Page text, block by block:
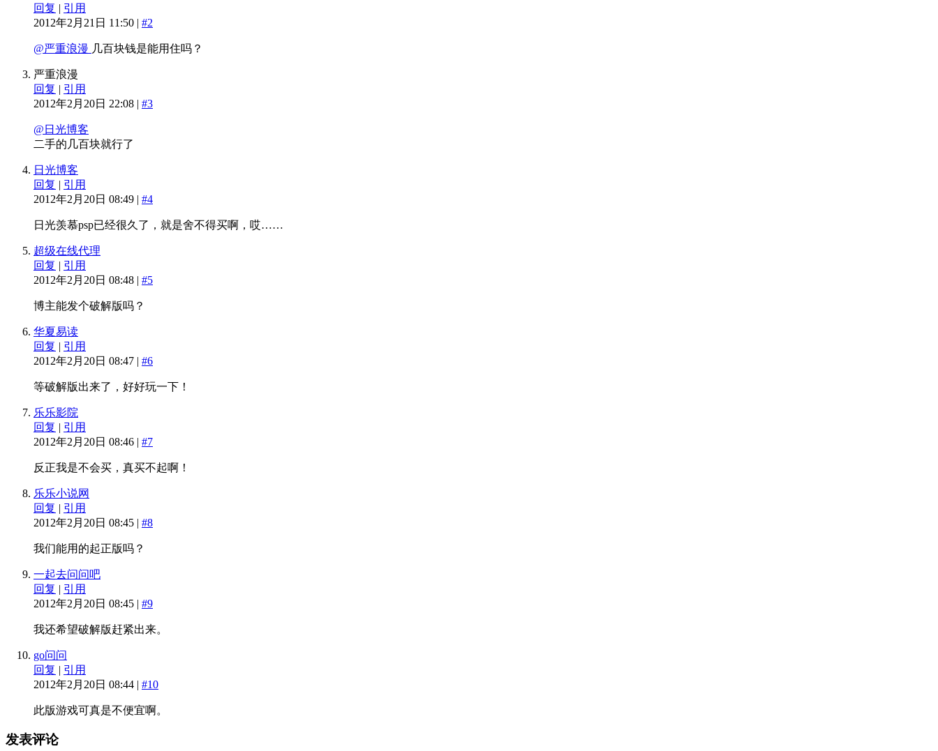
回复 | 引用
2012年2月21日 11:50 | #2
@严重浪漫 几百块钱是能用住吗？
严重浪漫
回复 | 引用
2012年2月20日 22:08 | #3
@日光博客
二手的几百块就行了
日光博客
回复 | 引用
2012年2月20日 08:49 | #4
日光羡慕psp已经很久了，就是舍不得买啊，哎……
超级在线代理
回复 | 引用
2012年2月20日 08:48 | #5
博主能发个破解版吗？
华夏易读
回复 | 引用
2012年2月20日 08:47 | #6
等破解版出来了，好好玩一下！
乐乐影院
回复 | 引用
2012年2月20日 08:46 | #7
反正我是不会买，真买不起啊！
乐乐小说网
回复 | 引用
2012年2月20日 08:45 | #8
我们能用的起正版吗？
一起去问问吧
回复 | 引用
2012年2月20日 08:45 | #9
我还希望破解版赶紧出来。
go问问
回复 | 引用
2012年2月20日 08:44 | #10
此版游戏可真是不便宜啊。
发表评论